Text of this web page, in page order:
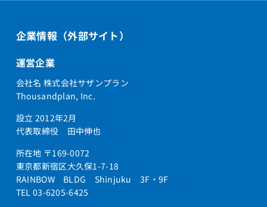
企業情報（外部サイト）
運営企業
会社名 株式会社サザンプラン
Thousandplan, Inc.
設立 2012年2月
代表取締役 田中伸也
所在地 〒169-0072
東京都新宿区大久保1-7-18
RAINBOW BLDG Shinjuku 3F・9F
TEL 03-6205-6425